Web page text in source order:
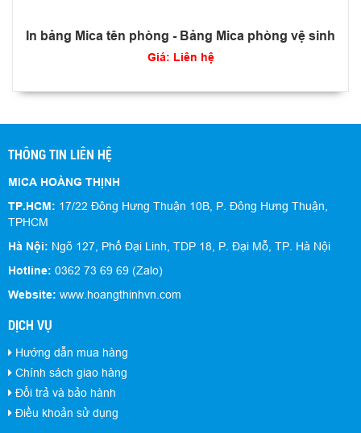
In bảng Mica tên phòng - Bảng Mica phòng vệ sinh
Giá: Liên hệ
THÔNG TIN LIÊN HỆ
MICA HOÀNG THỊNH
TP.HCM: 17/22 Đông Hưng Thuận 10B, P. Đông Hưng Thuận,
TPHCM
Hà Nội: Ngõ 127, Phố Đại Linh, TDP 18, P. Đại Mỗ, TP. Hà Nội
Hotline: 0362 73 69 69 (Zalo)
Website: www.hoangthinhvn.com
DỊCH VỤ
Hướng dẫn mua hàng
Chính sách giao hàng
Đổi trả và bảo hành
Điều khoản sử dụng